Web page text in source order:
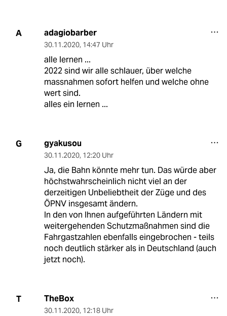
A adagiobarber
30.11.2020, 14:47 Uhr
alle lernen ...
2022 sind wir alle schlauer, über welche
massnahmen sofort helfen und welche ohne
wert sind.
alles ein lernen ...
G gyakusou
30.11.2020, 12:20 Uhr
Ja, die Bahn könnte mehr tun. Das würde aber
höchstwahrscheinlich nicht viel an der
derzeitigen Unbeliebtheit der Züge und des
ÖPNV insgesamt ändern.
In den von Ihnen aufgeführten Ländern mit
weitergehenden Schutzmaßnahmen sind die
Fahrgastzahlen ebenfalls eingebrochen - teils
noch deutlich stärker als in Deutschland (auch
jetzt noch).
T TheBox
30.11.2020, 12:18 Uhr